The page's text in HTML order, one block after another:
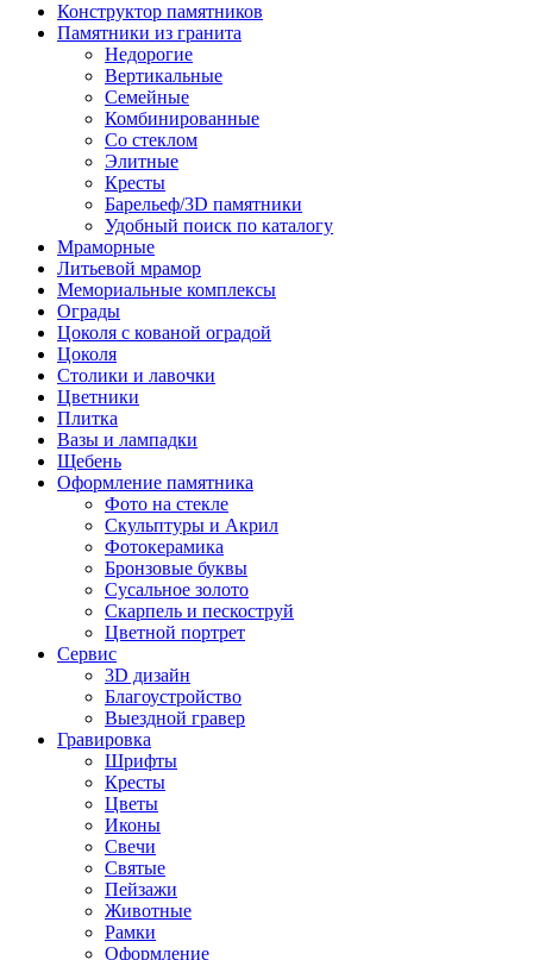
Конструктор памятников
Памятники из гранита
Недорогие
Вертикальные
Семейные
Комбинированные
Со стеклом
Элитные
Кресты
Барельеф/3D памятники
Удобный поиск по каталогу
Мраморные
Литьевой мрамор
Мемориальные комплексы
Ограды
Цоколя с кованой оградой
Цоколя
Столики и лавочки
Цветники
Плитка
Вазы и лампадки
Щебень
Оформление памятника
Фото на стекле
Скульптуры и Акрил
Фотокерамика
Бронзовые буквы
Сусальное золото
Скарпель и пескоструй
Цветной портрет
Сервис
3D дизайн
Благоустройство
Выездной гравер
Гравировка
Шрифты
Кресты
Цветы
Иконы
Свечи
Святые
Пейзажи
Животные
Рамки
Оформление